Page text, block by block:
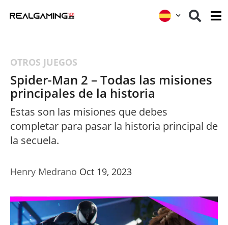
OTROS JUEGOS
Spider-Man 2 – Todas las misiones
principales de la historia
Estas son las misiones que debes
completar para pasar la historia principal de
la secuela.
Henry Medrano Oct 19, 2023